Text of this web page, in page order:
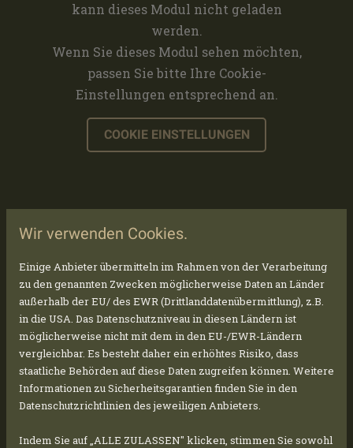
kann dieses Modul nicht geladen
werden.
Wenn Sie dieses Modul sehen möchten,
passen Sie bitte Ihre Cookie-
Einstellungen entsprechend an.
COOKIE EINSTELLUNGEN
YOUTUBE INAKTIV
Aufgrund Ihrer Cookie-Einstellungen
kann dieses Modul nicht geladen
werden.
Wenn Sie dieses Modul sehen möchten,
passen Sie bitte Ihre Cookie-
Einstellungen entsprechend an.
COOKIE EINSTELLUNGEN
Wir verwenden Cookies.
Einige Anbieter übermitteln im Rahmen von der Verarbeitung
zu den genannten Zwecken möglicherweise Daten an Länder
außerhalb der EU/ des EWR (Drittlanddatenübermittlung), z.B.
in die USA. Das Datenschutzniveau in diesen Ländern ist
möglicherweise nicht mit dem in den EU-/EWR-Ländern
vergleichbar. Es besteht daher ein erhöhtes Risiko, dass
staatliche Behörden auf diese Daten zugreifen können. Weitere
Informationen zu Sicherheitsgarantien finden Sie in den
Datenschutzrichtlinien des jeweiligen Anbieters.
Indem Sie auf „ALLE ZULASSEN" klicken, stimmen Sie sowohl